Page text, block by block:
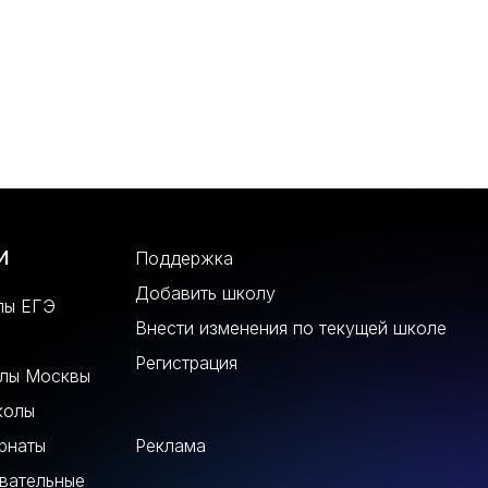
ЕГЭ
Москвы
Поддержка
Добавить школу
Внести изменения по текущей школе
Регистрация
Реклама